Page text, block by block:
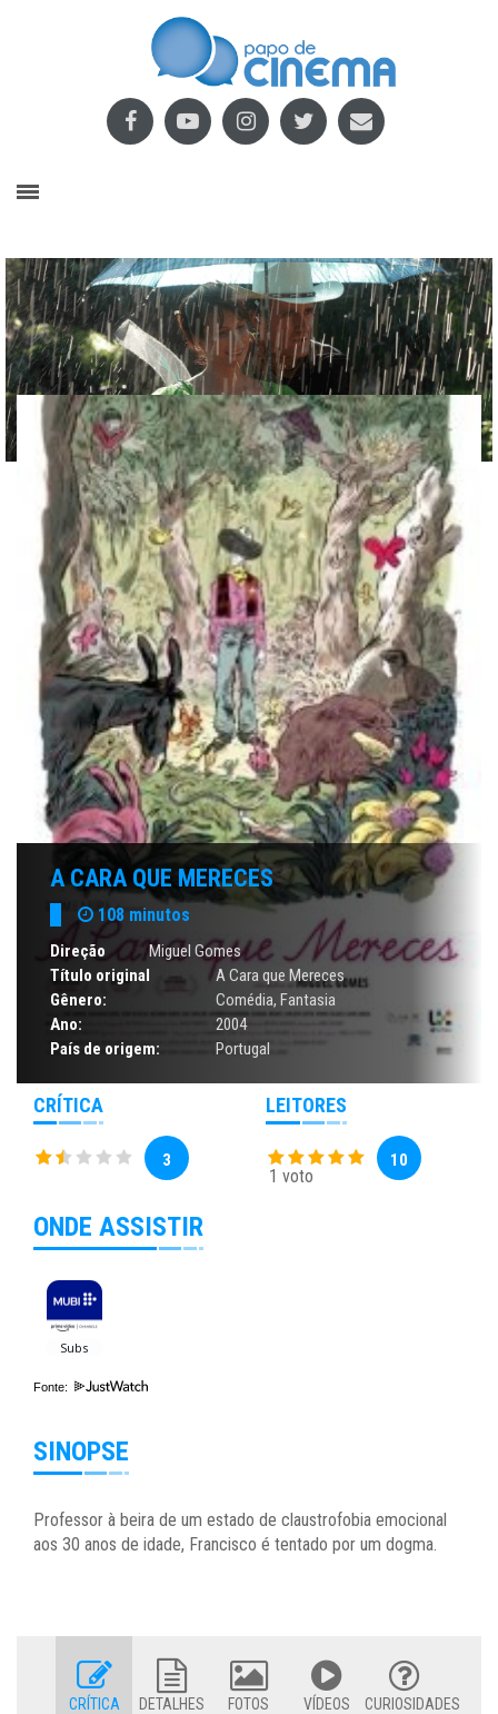
A CARA QUE MERECES
108 minutos
Direção
Miguel Gomes
Título original
A Cara que Mereces
Gênero:
Comédia, Fantasia
Ano:
2004
País de origem:
Portugal
CRÍTICA
3
LEITORES
1 voto
10
ONDE ASSISTIR
Fonte:
SINOPSE
Professor à beira de um estado de claustrofobia emocional
aos 30 anos de idade, Francisco é tentado por um dogma.
CRÍTICA DETALHES FOTOS VÍDEOS CURIOSIDADES